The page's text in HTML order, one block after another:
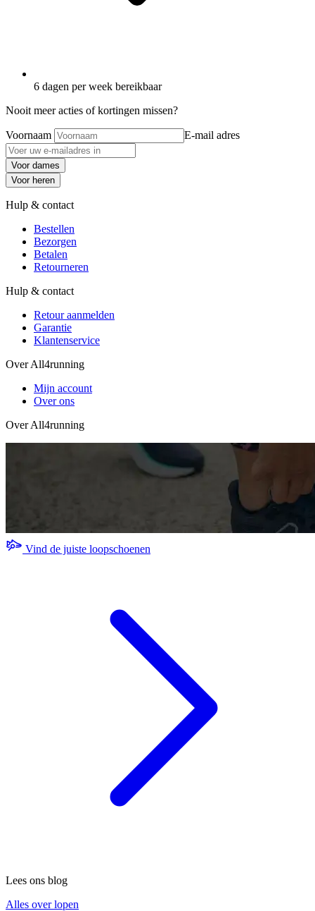
6 dagen per week bereikbaar
Nooit meer acties of kortingen missen?
Voornaam E-mail adres
Voor dames
Voor heren
Hulp & contact
Bestellen
Bezorgen
Betalen
Retourneren
Hulp & contact
Retour aanmelden
Garantie
Klantenservice
Over All4running
Mijn account
Over ons
Over All4running
Vind de juiste loopschoenen
Lees ons blog
Alles over lopen